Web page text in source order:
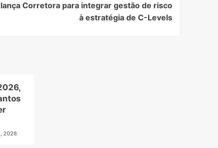
Corretora para integrar gestão de risco
à estratégia de C-Levels
2026